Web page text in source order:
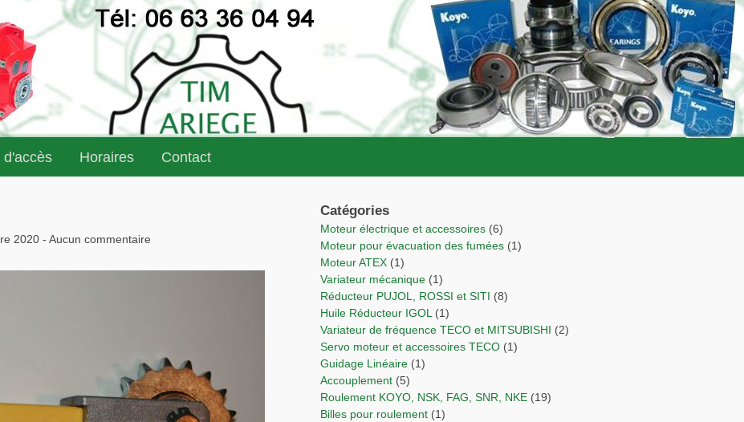
d'accès Horaires Contact
2020 - Aucun commentaire
Catégories
Moteur électrique et accessoires (6)
Moteur pour évacuation des fumées (1)
Moteur ATEX (1)
Variateur mécanique (1)
Réducteur PUJOL, ROSSI et SITI (8)
Huile Réducteur IGOL (1)
Variateur de fréquence TECO et MITSUBISHI (2)
Servo moteur et accessoires TECO (1)
Guidage Linéaire (1)
Accouplement (5)
Roulement KOYO, NSK, FAG, SNR, NKE (19)
Billes pour roulement (1)